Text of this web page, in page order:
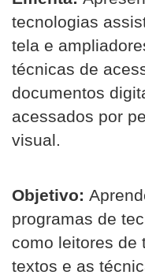
tecnologias
tela e
técnicas de
documentos
acessados por
visual.
Objetivo:
programas de
como leitores de
textos e as